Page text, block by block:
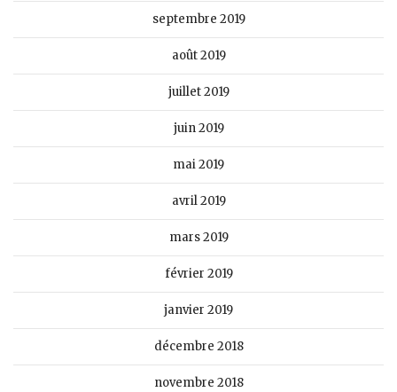
septembre 2019
août 2019
juillet 2019
juin 2019
mai 2019
avril 2019
mars 2019
février 2019
janvier 2019
décembre 2018
novembre 2018